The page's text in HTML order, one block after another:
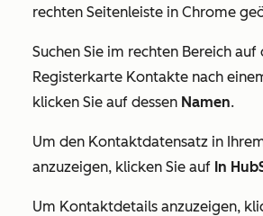
rechten Seitenleiste in Chrome
Suchen Sie im rechten Bereich auf
Registerkarte Kontakte nach
klicken Sie auf dessen Namen.
Um den Kontaktdatensatz in
anzuzeigen, klicken Sie auf In
Um Kontaktdetails anzuzeigen,